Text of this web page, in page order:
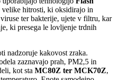
velike hitrosti, ki oksidirajo in
ter bakterije, ujete v filtru, kar
ki presega le lovljenje trdnih
nadzoruje kakovost zraka.
zaznavajo prah, PM2,5 in
kot sta MC80Z ter MCK70Z,